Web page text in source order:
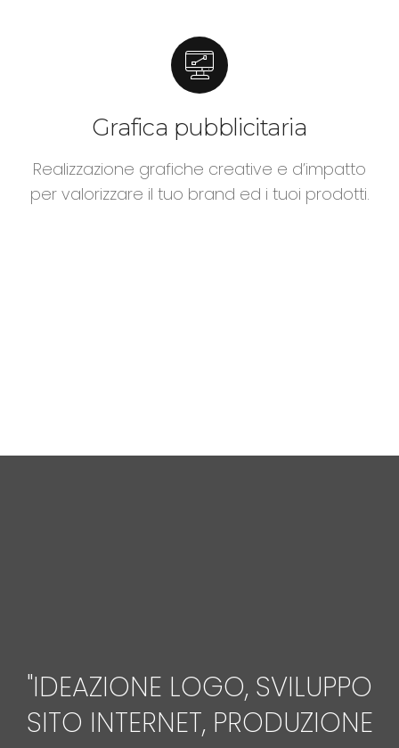
Grafica pubblicitaria
Realizzazione grafiche creative e d’impatto
per valorizzare il tuo brand ed i tuoi prodotti.
"IDEAZIONE LOGO, SVILUPPO
SITO INTERNET, PRODUZIONE